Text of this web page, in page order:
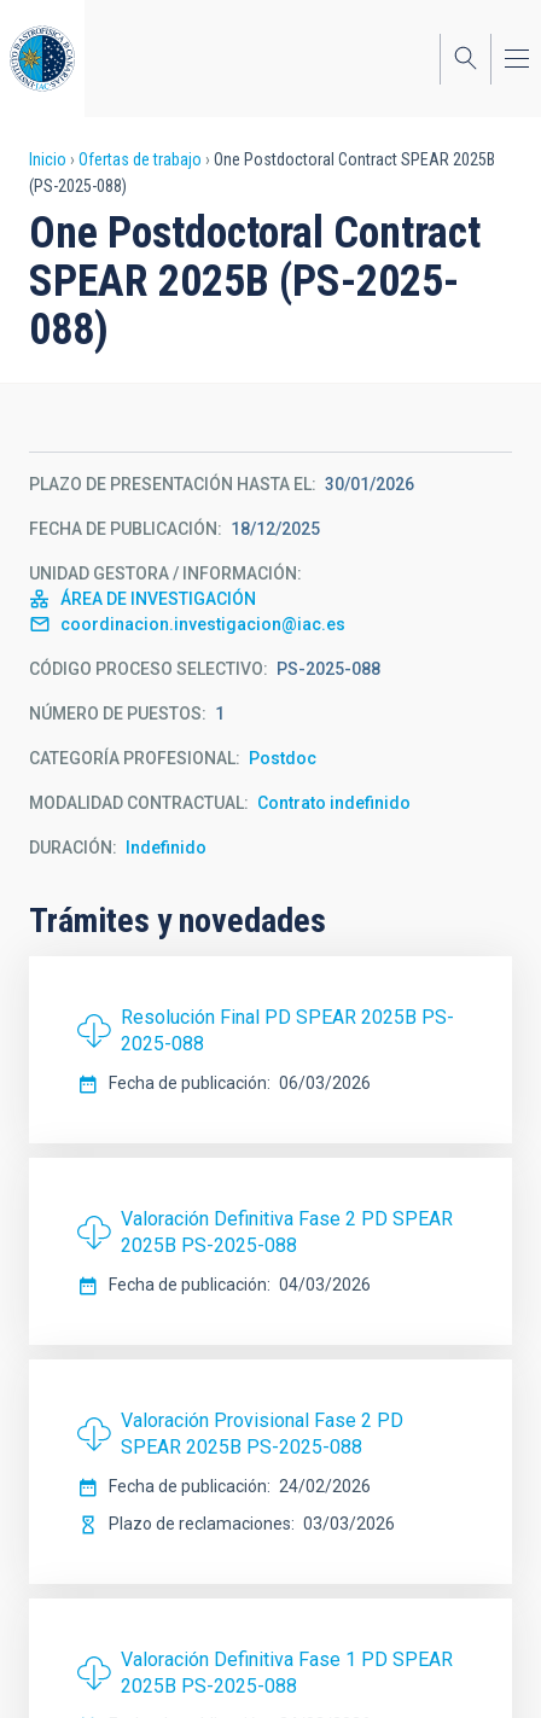
al
contenido
principal
Sobrescribir
enlaces
de
ayuda
a
Inicio Ofertas de trabajo
One Postdoctoral Contract SPEAR 2025B
(PS-2025-088)
One Postdoctoral Contract
SPEAR 2025B (PS-2025-
088)
PLAZO DE PRESENTACIÓN HASTA EL 30/01/2026
FECHA DE PUBLICACIÓN 18/12/2025
UNIDAD GESTORA / INFORMACIÓN
ÁREA DE INVESTIGACIÓN
coordinacion.investigacion@iac.es
CÓDIGO PROCESO SELECTIVO PS-2025-088
NÚMERO DE PUESTOS 1
CATEGORÍA PROFESIONAL Postdoc
MODALIDAD CONTRACTUAL Contrato indefinido
DURACIÓN Indefinido
Trámites y novedades
Resolución Final PD SPEAR 2025B PS-
2025-088
Fecha de publicación 06/03/2026
Valoración Definitiva Fase 2 PD SPEAR
2025B PS-2025-088
Fecha de publicación 04/03/2026
Valoración Provisional Fase 2 PD
SPEAR 2025B PS-2025-088
Fecha de publicación
24/02/2026
Plazo de reclamaciones
03/03/2026
Valoración Definitiva Fase 1 PD SPEAR
2025B PS-2025-088